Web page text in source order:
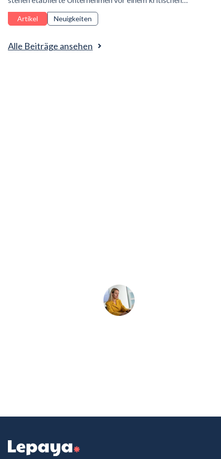
Alle Beiträge ansehen
Wendepunkt. Entdecken Sie, wie sich Beratungsunternehmen
vom Verkauf von Expertise zur Ermöglichung KI-gestützter
Artikel Neuigkeiten